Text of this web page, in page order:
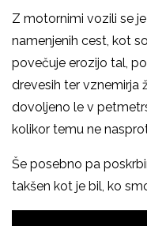
Z motornimi vozili se
namenjenih cest, kot
povečuje erozijo tal,
drevesih ter vznemirja
dovoljeno le v
kolikor temu ne
Še posebno pa
takšen kot je bil, ko